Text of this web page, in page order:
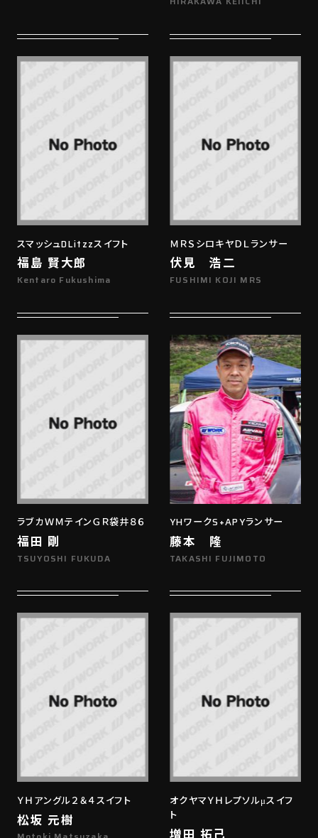
スマッシュDLitzzスイフト
福島 賢大郎
Kentaro Fukushima
ＭＲＳシロキヤＤＬランサー
伏見 浩二
FUSHIMI KOJI MRS
ラブカＷＭテインＧＲ袋井８６
福田 剛
TSUYOSHI FUKUDA
YHワークS+APYランサー
藤本 隆
TAKASHI FUJIMOTO
ＹＨアングル２＆４スイフト
松坂 元樹
オクヤマＹＨレプソルμスイフ
ト
増田 拓己